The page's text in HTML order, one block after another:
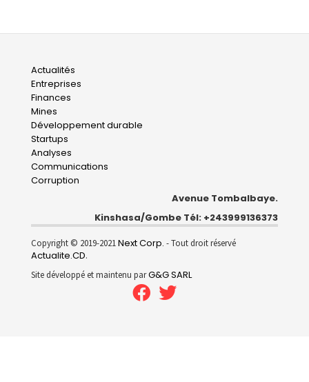
Main
navigation
Actualités
Entreprises
Finances
Mines
Développement durable
Startups
Analyses
Communications
Corruption
Avenue Tombalbaye.
Kinshasa/Gombe Tél: +243999136373
Copyright © 2019-2021Next Corp. - Tout droit réservé
Actualite.CD.
Site développé et maintenu parG&G SARL